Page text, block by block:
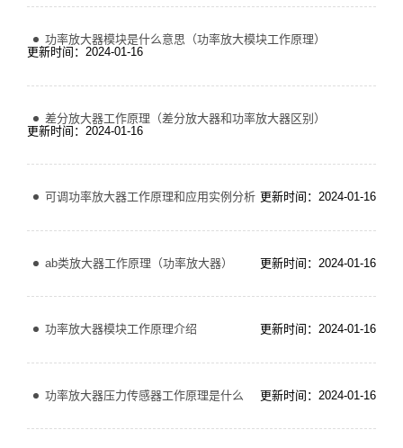
功率放大器模块是什么意思（功率放大模块工作原理）
更新时间：2024-01-16
差分放大器工作原理（差分放大器和功率放大器区别）
更新时间：2024-01-16
可调功率放大器工作原理和应用实例分析 更新时间：2024-01-16
ab类放大器工作原理（功率放大器） 更新时间：2024-01-16
功率放大器模块工作原理介绍 更新时间：2024-01-16
功率放大器压力传感器工作原理是什么 更新时间：2024-01-16